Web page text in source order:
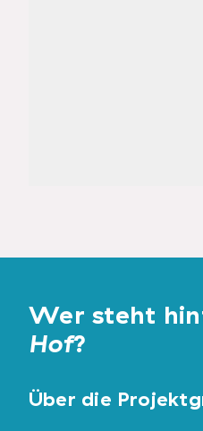
Wer steht
Hof?
Über die